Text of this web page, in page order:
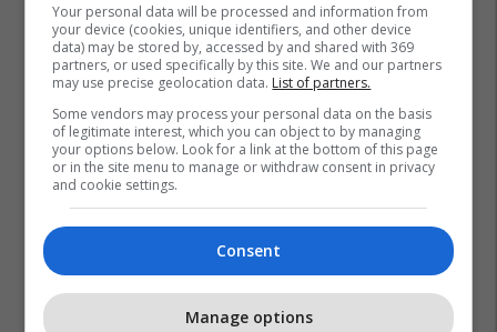
Your personal data will be processed and information from
your device (cookies, unique identifiers, and other device
data) may be stored by, accessed by and shared with 369
partners, or used specifically by this site. We and our partners
may use precise geolocation data. List of partners.
Some vendors may process your personal data on the basis
of legitimate interest, which you can object to by managing
your options below. Look for a link at the bottom of this page
or in the site menu to manage or withdraw consent in privacy
and cookie settings.
Consent
Manage options